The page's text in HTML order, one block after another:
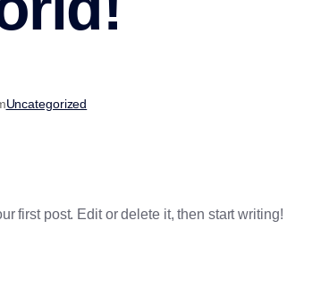
Uncategorized
first post. Edit or delete it, then start writing!